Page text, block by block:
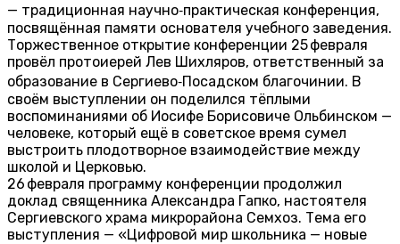
— традиционная научно‑практическая конференция,
посвящённая памяти основателя учебного заведения.
Торжественное открытие конференции 25 февраля
провёл протоиерей Лев Шихляров, ответственный за
образование в Сергиево‑Посадском благочинии. В
своём выступлении он поделился тёплыми
воспоминаниями об Иосифе Борисовиче Ольбинском —
человеке, который ещё в советское время сумел
выстроить плодотворное взаимодействие между
школой и Церковью.
26 февраля программу конференции продолжил
доклад священника Александра Гапко, настоятеля
Сергиевского храма микрорайона Семхоз. Тема его
выступления — «Цифровой мир школьника — новые